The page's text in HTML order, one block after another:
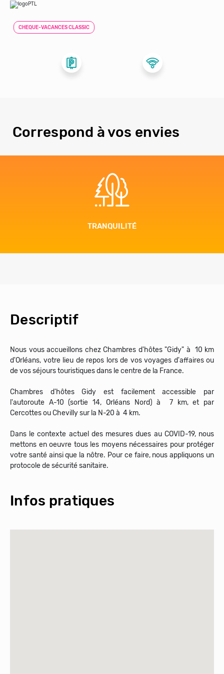
CHEQUE-VACANCES CLASSIC
Correspond à vos envies
TRANQUILITÉ
Descriptif
Nous vous accueillons chez Chambres d'hôtes "Gidy" à 10 km
d'Orléans, votre lieu de repos lors de vos voyages d'affaires ou
de vos séjours touristiques dans le centre de la France.
Chambres d'hôtes Gidy est facilement accessible par
l'autoroute A-10 (sortie 14, Orléans Nord) à 7 km, et par
Cercottes ou Chevilly sur la N-20 à 4 km.
Dans le contexte actuel des mesures dues au COVID-19, nous
mettons en oeuvre tous les moyens nécessaires pour protéger
votre santé ainsi que la nôtre. Pour ce faire, nous appliquons un
protocole de sécurité sanitaire.
Infos pratiques